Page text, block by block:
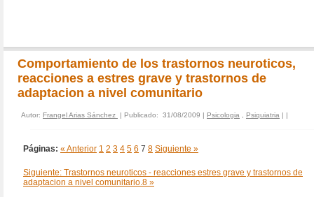
Comportamiento de los trastornos neuroticos,
reacciones a estres grave y trastornos de
adaptacion a nivel comunitario
Autor: Frangel Arias Sánchez | Publicado: 31/08/2009 | Psicologia Psiquiatria | |
Páginas: « Anterior 1 2 3 4 5 6 7 8 Siguiente »
Siguiente: Trastornos neuroticos - reacciones estres grave y trastornos de
adaptacion a nivel comunitario.8 »